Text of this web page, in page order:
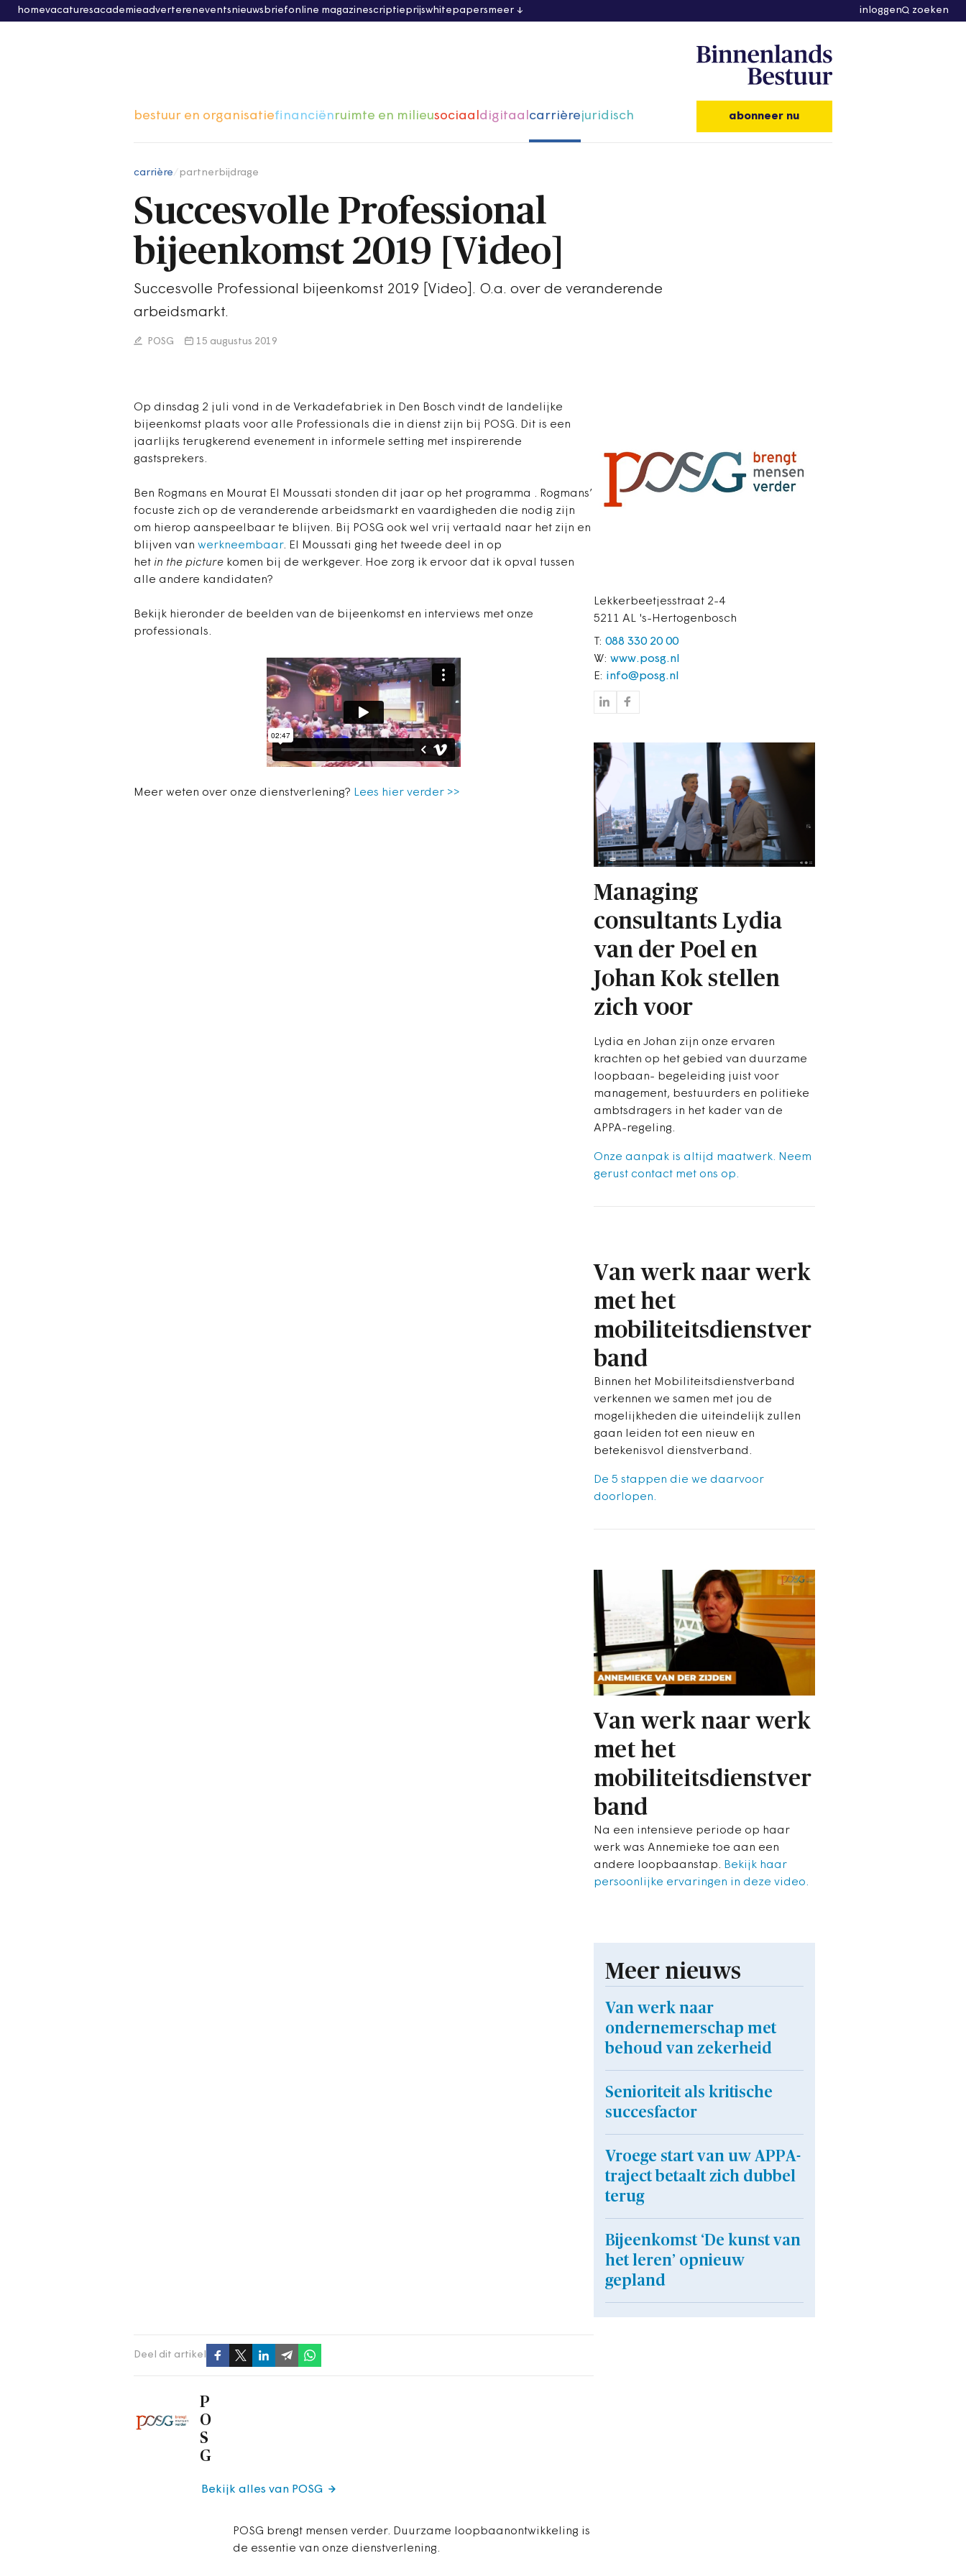
homevacaturesacademieadvertereneventsnieuwsbriefonline magazinescriptieprijswhitepapersmeer inloggen zoeken
bestuur en organisatiefinanciënruimte en milieusociaaldigitaalcarrièrejuridisch abonneer nu
carrière partnerbijdrage
Succesvolle Professional
bijeenkomst 2019 [Video]
Succesvolle Professional bijeenkomst 2019 [Video]. O.a. over de veranderende
arbeidsmarkt.
POSG 15 augustus 2019
Op dinsdag 2 juli vond in de Verkadefabriek in Den Bosch vindt de landelijke
bijeenkomst plaats voor alle Professionals die in dienst zijn bij POSG. Dit is een
jaarlijks terugkerend evenement in informele setting met inspirerende
gastsprekers.
Ben Rogmans en Mourat El Moussati stonden dit jaar op het programma . Rogmans’
focuste zich op de veranderende arbeidsmarkt en vaardigheden die nodig zijn
om hierop aanspeelbaar te blijven. Bij POSG ook wel vrij vertaald naar het zijn en
blijven van werkneembaar. El Moussati ging het tweede deel in op
het in the picture komen bij de werkgever. Hoe zorg ik ervoor dat ik opval tussen
alle andere kandidaten?
Bekijk hieronder de beelden van de bijeenkomst en interviews met onze
professionals.
Meer weten over onze dienstverlening? Lees hier verder >>
Lekkerbeetjesstraat 2-4
5211 AL 's-Hertogenbosch
T: 088 330 20 00
W: www.posg.nl
E: info@posg.nl
Managing
consultants Lydia
van der Poel en
Johan Kok stellen
zich voor
Lydia en Johan zijn onze ervaren
krachten op het gebied van duurzame
loopbaan- begeleiding juist voor
management, bestuurders en politieke
ambtsdragers in het kader van de
APPA-regeling.
Onze aanpak is altijd maatwerk. Neem
gerust contact met ons op.
Van werk naar werk
met het
mobiliteitsdienstver
band
Binnen het Mobiliteitsdienstverband
verkennen we samen met jou de
mogelijkheden die uiteindelijk zullen
gaan leiden tot een nieuw en
betekenisvol dienstverband.
De 5 stappen die we daarvoor
doorlopen.
Van werk naar werk
met het
mobiliteitsdienstver
band
Na een intensieve periode op haar
werk was Annemieke toe aan een
andere loopbaanstap. Bekijk haar
persoonlijke ervaringen in deze video.
Meer nieuws
Van werk naar
ondernemerschap met
behoud van zekerheid
Senioriteit als kritische
succesfactor
Vroege start van uw APPA-
traject betaalt zich dubbel
terug
Bijeenkomst ‘De kunst van
het leren’ opnieuw
gepland
Deel dit artikel
P
O
S
G
POSG brengt mensen verder. Duurzame loopbaanontwikkeling is
de essentie van onze dienstverlening.
Bekijk alles van POSG